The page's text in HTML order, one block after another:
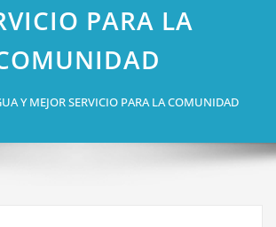
PARA LA
Y MEJOR SERVICIO PARA LA COMUNIDAD